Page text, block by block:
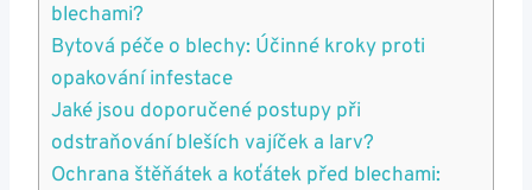
blechami?
Bytová péče o blechy: Účinné kroky proti
opakování infestace
Jaké jsou doporučené postupy při
odstraňování bleších vajíček a larv?
Ochrana štěňátek a koťátek před blechami: